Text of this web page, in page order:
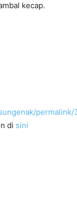
kecap.
permalink/
di sini